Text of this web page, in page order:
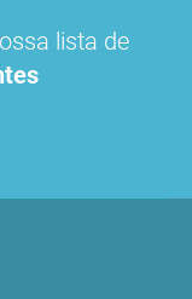
lista de